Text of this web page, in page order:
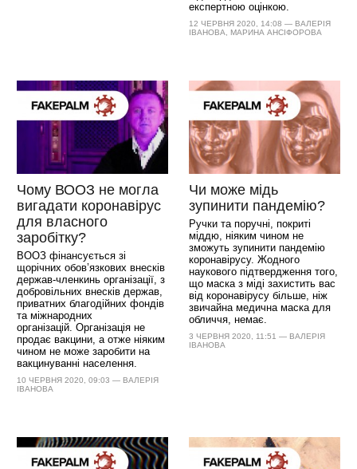
експертною оцінкою.
12 ЧЕРВНЯ 2020, 14:08 — ВАЛЕРІЯ
ІВАНОВА, МАРИНА АНСІФОРОВА
Чому ВООЗ не могла
вигадати коронавірус
для власного
заробітку?
ВООЗ фінансується зі
щорічних обов’язкових внесків
держав-членкинь організації, з
добровільних внесків держав,
приватних благодійних фондів
та міжнародних
організацій. Організація не
продає вакцини, а отже ніяким
чином не може заробити на
вакцинуванні населення.
10 ЧЕРВНЯ 2020, 09:03 — ВАЛЕРІЯ
ІВАНОВА
Чи може мідь
зупинити пандемію?
Ручки та поручні, покриті
міддю, ніяким чином не
зможуть зупинити пандемію
коронавірусу. Жодного
наукового підтвердження того,
що маска з міді захистить вас
від коронавірусу більше, ніж
звичайна медична маска для
обличчя, немає.
3 ЧЕРВНЯ 2020, 11:51 — ВАЛЕРІЯ
ІВАНОВА